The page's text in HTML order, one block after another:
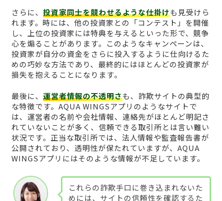
さらに、 投資家同士を競わせるような仕掛けも見受けら
れます。時には、他の投資家との「コンテスト」を開催
し、上位の投資家には特典を与えるといった形で、競争
心を煽ることがあります。このようなキャンペーンは、
投資家が自分の資金をさらに投入するように仕向けるた
めの巧妙な方法であり、最終的にはほとんどの投資家が
損失を抱えることになります。
最後に、 運営者情報の不透明さも、詐欺サイトの典型的
な特徴です。AQUA WINGSアプリのようなサイトで
は、運営者の名前や会社情報、連絡先がほとんど明記さ
れていないことが多く、信頼できる取引所とは言い難い
状況です。正当な取引所では、法人情報や監査報告書が
公開されており、透明性が保たれていますが、AQUA
WINGSアプリにはそのような情報が不足しています。
これらの詐欺手口に巻き込まれないた
めには、サイトの信頼性を確認するた